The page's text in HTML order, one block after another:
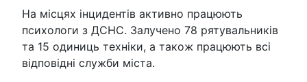
На місцях інцидентів активно працюють
психологи з ДСНС. Залучено 78 рятувальників
та 15 одиниць техніки, а також працюють всі
відповідні служби міста.